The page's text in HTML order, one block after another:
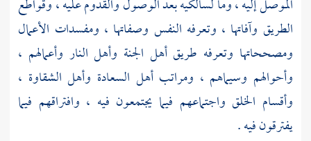
الموصل إليه ، وما لسالكيه بعد الوصول والقدوم عليه ، وقواطع
الطريق وآفاتها ، وتعرفه النفس وصفاتها ، ومفسدات الأعمال
ومصححاتها وتعرفه طريق أهل الجنة وأهل النار وأعمالهم ،
وأحوالهم وسيماهم ، ومراتب أهل السعادة وأهل الشقاوة ،
وأقسام الخلق واجتماعهم فيما يجتمعون فيه ، وافتراقهم فيما
يفترقون فيه .